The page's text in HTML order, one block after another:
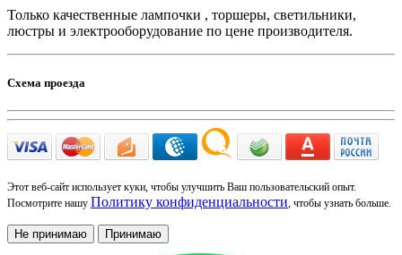
Только качественные лампочки , торшеры, светильники,
люстры и электрооборудование по цене производителя.
Схема проезда
Этот веб-сайт использует куки, чтобы улучшить Ваш пользовательский опыт.
Посмотрите нашу Политику конфиденциальности, чтобы узнать больше.
Не принимаю Принимаю